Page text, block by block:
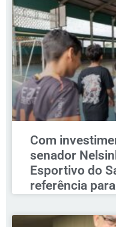
Com
senador
Esportivo do
referência